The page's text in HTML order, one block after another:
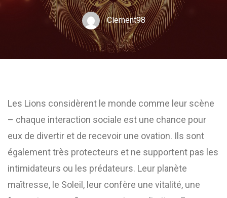
Clement98
Les Lions considèrent le monde comme leur scène
– chaque interaction sociale est une chance pour
eux de divertir et de recevoir une ovation. Ils sont
également très protecteurs et ne supportent pas les
intimidateurs ou les prédateurs. Leur planète
maîtresse, le Soleil, leur confère une vitalité, une